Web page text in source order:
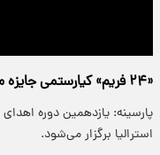
«۲۴ فریم» کیارستمی جایزه می‎گیرد
استرالیا برگزار می‌شود.